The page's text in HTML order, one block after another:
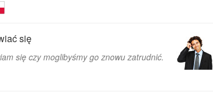
się
się czy moglibyśmy go znowu zatrudnić.